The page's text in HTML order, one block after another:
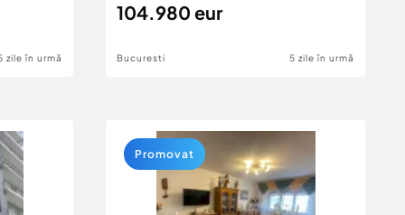
zile în urmă
metrou Apara...
104.980 eur
Bucuresti 5 zile în urmă
Promovat